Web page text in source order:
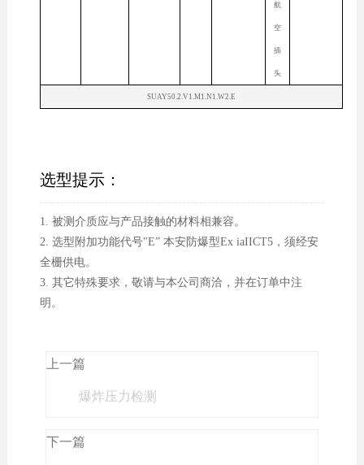
航
空
插
头
SUAY50.2.V1.M1.N1.W2.E
选型提示：
1. 被测介质应与产品接触的材料相兼容。
2. 选型附加功能代号"E” 本安防爆型Ex iaIICT5，须经安
全栅供电。
3. 其它特殊要求，敬请与本公司商洽，并在订单中注
明。
上一篇
爆炸压力检测
下一篇